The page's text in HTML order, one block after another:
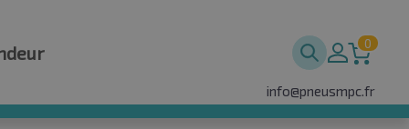
0
info@pneusmpc.fr